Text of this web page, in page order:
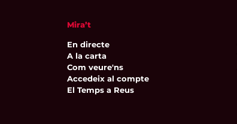
Mira’t
En directe
A la carta
Com veure'ns
Accedeix al compte
El Temps a Reus